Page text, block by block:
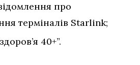
про
терміналів Starlink;
40+”.